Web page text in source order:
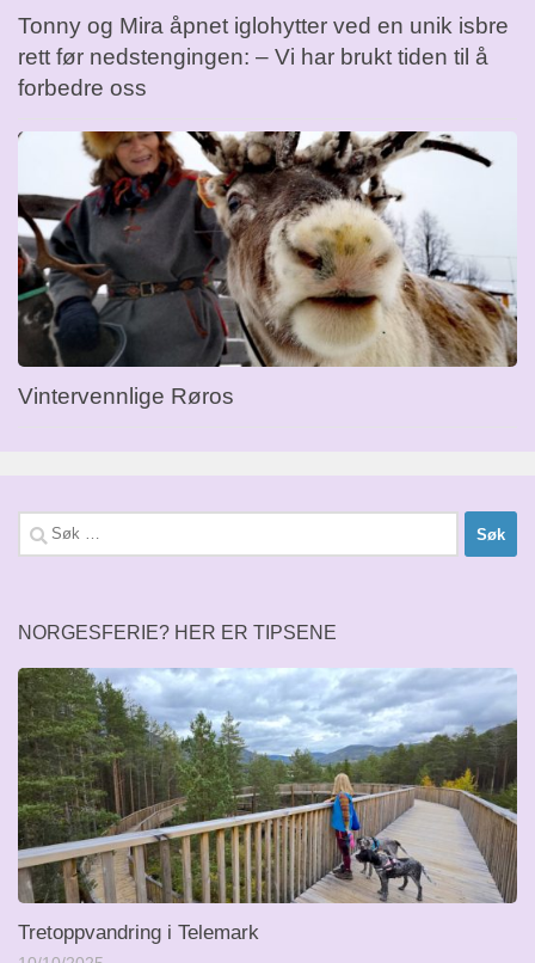
Tonny og Mira åpnet iglohytter ved en unik isbre
rett før nedstengingen: – Vi har brukt tiden til å
forbedre oss
Vintervennlige Røros
Søk
etter:
NORGESFERIE? HER ER TIPSENE
Tretoppvandring i Telemark